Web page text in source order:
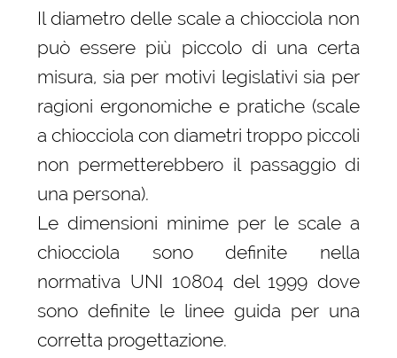
Il diametro delle scale a chiocciola non
può essere più piccolo di una certa
misura, sia per motivi legislativi sia per
ragioni ergonomiche e pratiche (scale
a chiocciola con diametri troppo piccoli
non permetterebbero il passaggio di
una persona).
Le dimensioni minime per le scale a
chiocciola sono definite nella
normativa UNI 10804 del 1999 dove
sono definite le linee guida per una
corretta progettazione.